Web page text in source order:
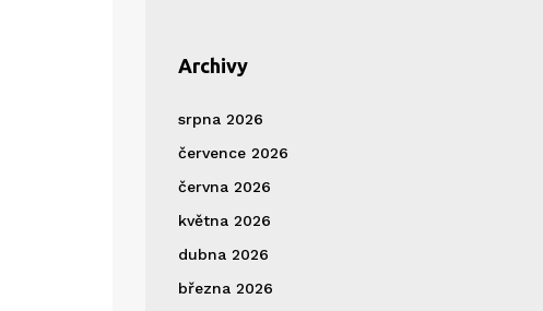
Archivy
srpna 2026
července 2026
června 2026
května 2026
dubna 2026
března 2026